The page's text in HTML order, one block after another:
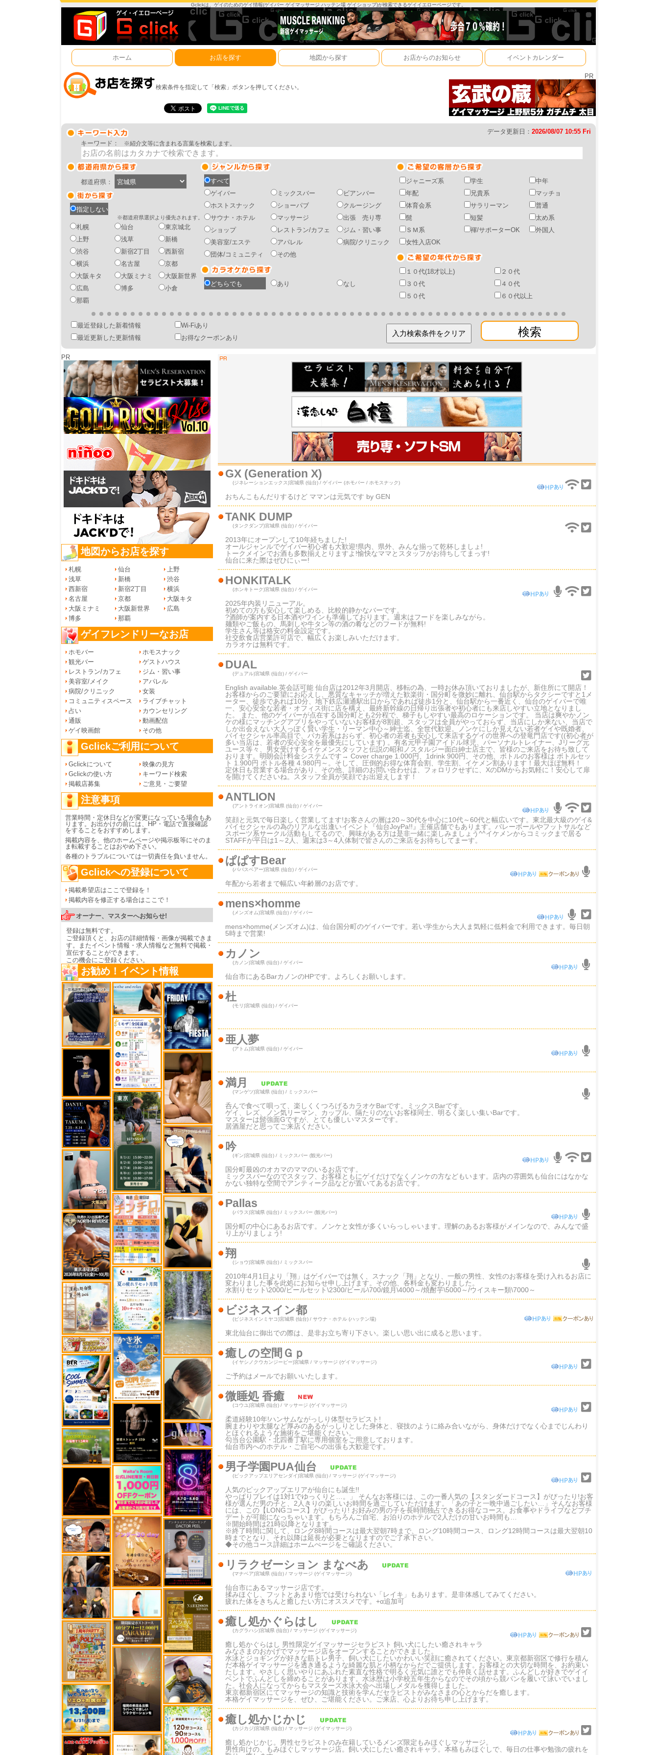
Gclickは、ゲイのためのゲイ情報(ゲイバー ゲイマッサージ ハッテン場 ゲイショップ)が検索できるゲイイエローページです。
ホーム お店を探す 地図から探す お店からのお知らせ イベントカレンダー
検索条件を指定して「検索」ボタンを押してください。
PR
データ更新日： 2026/08/07 10:55 Fri
キーワード：
※紹介文等に含まれる言葉を検索します。
都道府県：
指定しない
※都道府県選択より優先されます。
札幌 仙台
東京城北
上野
浅草
新橋
渋谷
新宿2丁目
西新宿
横浜
名古屋
京都
大阪キタ
大阪ミナミ
大阪新世界
広島
博多
小倉
那覇
すべて
ゲイバー
ミックスバー
ビアンバー
ホストスナック
ショーパブ
クルージング
サウナ・ホテル
マッサージ
出張 売り専
ショップ
レストラン/カフェ
ジム・習い事
美容室/エステ
アパレル
病院/クリニック
団体/コミュニティ
その他
どちらでも あり なし
ジャニーズ系 学生
中年
年配
兄貴系
マッチョ
体育会系
サラリーマン
普通
髭
短髪
太め系
ＳＭ系
褌/サポーターOK
外国人
女性入店OK
１０代(18才以上)
２０代
３０代
４０代
５０代
６０代以上
最近登録した新着情報
最近更新した更新情報
Wi-Fiあり
お得なクーポンあり
検索
GX (Generation X)
(ジネレーションエックス)宮城県 (仙台) / ゲイバー (ホモバー / ホモスナック)
おちんこもんだりするけど ママンは元気です by GEN
TANK DUMP
(タンクダンプ)宮城県 (仙台) / ゲイバー
2013年にオープンして10年経ちました!
オールジャンルでゲイバー初心者も大歓迎!県内、県外、みんな揃って乾杯しましょ!
トークメインでお酒も多数揃えとりますよ!愉快なママとスタッフがお待ちしてまっす!
仙台に来た際はぜひにぃー!
HONKITALK
(ホンキトーク)宮城県 (仙台) / ゲイバー
2025年内装リニューアル。
初めての方も安心して楽しめる、比較的静かなバーです。
?酒師が案内する日本酒やワインも準備しております。週末はフードを楽しみながら。
麺類やご飯もの、馬刺しや牛タン等の酒の肴などのフードが無料!
学生さん等は格安の料金設定です。
社交飲食店営業許可店で、幅広くお楽しみいただけます。
カラオケは無料です。
DUAL
(デュアル)宮城県 (仙台) / ゲイバー
English available.英会話可能 仙台店は2012年3月開店、移転の為、一時お休み頂いておりましたが、新住所にて開店！
お客様からのご要望にお応えし、悪質なキャッチが増えた歓楽街・国分町を微妙に離れ、仙台駅からタクシーですと1メ
ーター、徒歩であれば10分、地下鉄広瀬通駅出口からであれば徒歩1分と、仙台駅から一番近く、仙台のゲイバーで唯
一、安心安全な若者・オフィス街に店を構え、最終新幹線の日帰り出張者や初心者にも来店しやすい立地となりまし
た。 また、他のゲイバーが点在する国分町とも2分程で、梯子もしやすい最高のロケーションです。 当店は爽やかノン
ケの様にマッチングアプリをやっていないお客様が8割超、スタッフは全員がやっておらず、当店にしか来ない、当店で
しか出会えない大人っぽく賢い学生・リーマン中心～紳士迄、全世代歓迎。ノンケにしか見えない若者ゲイや既婚者、
バイセクシャル率高目で、バカ若系はおらず、初心者の若者も安心して来店するゲイの世界への登竜門店です((初心者が
多い当店は、若者の安心安全を最優先にしています) 。有名元甲子園アイドル球児、パーソナルトレイナー、Jリーグ元
ユース等々、男女受けするイケメンスタッフと伝説の昭和ノスタルジー面白紳士店主で、皆様のご来店をお待ち致して
おります。明朗会計料金システムです→ Cover charge 1.000円、1drink 900円、その他、ボトルのお客様は ボトルセッ
ト 1.900円 ボトル各種 4.980円～。そして、圧倒的お得な体育会割、学生割、イケメン割あります！最大ほぼ無料！
定休日も営業する場合があり、その他、詳細のお問い合わせは、フォロリクせずに、XのDMからお気軽に！安心して扉
を開けてくださいね。スタッフ全員が笑顔でお出迎えします！
ANTLION
(アントライオン)宮城県 (仙台) / ゲイバー
笑顔と元気で毎日楽しく営業してます!お客さんの層は20～30代を中心に10代～60代と幅広いです。東北最大級のゲイ&
バイセクシャルの為のリアルな出逢いイベント『仙台JoyPa!!』主催店舗でもあります。バレーボールやフットサルなど
スポーツ系サークル活動もしてるので、興味がある方は是非一緒に楽しみましょう^^イケメンからコミックまで居る
STAFFが平日は1～2人、週末は3～4人体制で皆さんのご来店をお待ちしてまーす。
ぱぱすBear
(パパスベアー)宮城県 (仙台) / ゲイバー
年配から若者まで幅広い年齢層のお店です。
mens×homme
(メンズオム)宮城県 (仙台) / ゲイバー
mens×homme(メンズオム)は、仙台国分町のゲイバーです。若い学生から大人ま気軽に低料金で利用できます。毎日朝
5時まで営業!
カノン
(カノン)宮城県 (仙台) / ゲイバー
仙台市にあるBarカノンのHPです。よろしくお願いします。
杜
(モリ)宮城県 (仙台) / ゲイバー
亜人夢
(アトム)宮城県 (仙台) / ゲイバー
満月
(マンゲツ)宮城県 (仙台) / ミックスバー
呑んで食べて唄って、楽しくくつろげるカラオケBarです。ミックスBarです。
ゲイ、レズ、ノン気リーマン、カップル、隔たりのないお客様同士、明るく楽しい集いBarです。
マスターは髭強面Gですが、とても優しいマスターです。
居酒屋だと思ってご来店ください。
吟
(ギン)宮城県 (仙台) / ミックスバー (観光バー)
国分町最凶のオカマのママのいるお店です。
ミックスバーなのでスタッフ、お客様ともにゲイだけでなくノンケの方などもいます。店内の雰囲気も仙台にはなかな
かない独特な空間でアンティーク品などが置いてあるお店です。
Pallas
(パラス)宮城県 (仙台) / ミックスバー (観光バー)
国分町の中心にあるお店です。ノンケと女性が多くいらっしゃいます。理解のあるお客様がメインなので、みんなで盛
り上がりましょう!
翔
(ショウ)宮城県 (仙台) / ミックスバー
2010年4月1日より「翔」はゲイバーでは無く、スナック「翔」となり、一般の男性、女性のお客様を受け入れるお店に
変わりました事を此処にお知らせ申し上げます。その他、各料金も変わりました。
水割りセット\2000/ビールセット\2300/ビール\700/鏡月\4000～/焼酎芋\5000～/ウイスキー類\7000～
ビジネスイン都
(ビジネスインミヤコ)宮城県 (仙台) / サウナ・ホテル (ハッテン場)
東北仙台に御出での際は、是非お立ち寄り下さい。楽しい思い出に成ると思います。
癒しの空間Ｇｐ
(イヤシノクウカンジーピー)宮城県 / マッサージ (ゲイマッサージ)
ご予約はメールでお願いいたします。
微睡処 香癒
(コウユ)宮城県 (仙台) / マッサージ (ゲイマッサージ)
柔道経験10年!ハンサムながっしり体型セラピスト!
腕まわりや太腿など厚みのあるがっしりとした身体と、寝技のように絡み合いながら、身体だけでなく心までじんわり
とほぐれるような施術をご堪能ください。
勾当台公園駅・北四番丁駅に専用個室をご用意しております。
仙台市内へのホテル・ご自宅への出張も大歓迎です。
男子学園PUA仙台
(ピックアップエリアセンダイ)宮城県 (仙台) / マッサージ (ゲイマッサージ)
人気のピックアップエリアが仙台にも誕生!!
やっぱりプレイは1対1でゆっくりと…。」 そんなお客様には、この一番人気の【スタンダードコース】がぴったり!お客
様が選んだ男の子と、2人きりの楽しいお時間を過ごしていただけます。「あの子と一晩中過ごしたい…」そんなお客様
には、この【LONGコース】がぴったり! お好みの男の子を長時間独占できるお得なコース。お食事やドライブなどプチ
デートが可能になっちゃいます。もちろんご自宅、お泊りのホテルで2人だけの甘いお時間も…
※開始時間は21時以降となります。
※終了時間に関して、ロング8時間コースは最大翌朝7時まで、ロング10時間コース、ロング12時間コースは最大翌朝10
時までとなり、それ以降は延長が必要となりますのでご了承下さい。
◆その他コース詳細はホームぺージをご確認ください。
リラクゼーション まなべあ
(マナベア)宮城県 (仙台) / マッサージ (ゲイマッサージ)
仙台市にあるマッサージ店です。
揉みほぐし、フットとあまり他では受けられない「レイキ」もあります。是非体感してみてください。
疲れた体をきちんと癒したい方にオススメです。+α追加可
癒し処かぐらはし
(カグラハシ)宮城県 (仙台) / マッサージ (ゲイマッサージ)
癒し処かぐらはし 男性限定ゲイマッサージセラピスト 飼い犬にしたい癒されキャラ
みなさまのおかげでマッサージ店をオープンすることができました。
水泳とジョギングが好きな筋トレ男子、飼い犬にしたいかわいい笑顔に癒されてください。東京都新宿区で修行を積ん
だ本格ゲイマッサージを透き通るような綺麗な肌と小柄なからだでご提供します。お客様との大切な時間を、お約束い
たします。やさしく思いやりにあふれた素直な性格で明るく元気に誰とでも仲良く話せます。ふんどしが好きでゲイイ
ベントでふんどしを締めることがあります。水泳歴は小学校五年生からなのでその頃から競パンを履いて泳いでいまし
た。社会人になってからもマスターズ水泳大会へ出場しメダルを獲得しました。
東京都新宿区にてマッサージの知識と技術を学んだセラピストがみなさまの心とからだを癒します。
本格ゲイマッサージを、ぜひ、ご堪能ください。ご来店、心よりお待ち申し上げます。
癒し処かじかじ
(カジカジ)宮城県 (仙台) / マッサージ (ゲイマッサージ)
癒し処かじかじ。男性セラピストのみ在籍しているメンズ限定もみほぐしマッサージ。
男性向けの、もみほぐしマッサージ店。飼い犬にしたい癒されキャラ。本格もみほぐしで、毎日の仕事や勉強の疲れを
PR
地図からお店を探す
札幌 仙台
上野
浅草
新橋
渋谷
西新宿
新宿2丁目
横浜
名古屋
京都
大阪キタ
大阪ミナミ
大阪新世界
広島
博多
那覇
ゲイフレンドリーなお店
ホモバー
ホモスナック
観光バー
ゲストハウス
レストラン/カフェ
ジム・習い事
美容室/メイク
アパレル
病院/クリニック
女装
コミュニティスペース
ライブチャット
占い
カウンセリング
通販
動画配信
ゲイ映画館
その他
Gclickご利用について
Gclickについて
映像の見方
Gclickの使い方
キーワード検索
掲載店募集
ご意見・ご要望
注意事項
営業時間・定休日などが変更になっている場合もあ
ります。お出かけの前には、HP・電話で直接確認
をすることをおすすめします。
掲載内容を、他のホームページや掲示板等にそのま
ま転載することはおやめ下さい。
各種のトラブルについては一切責任を負いません。
Gclickへの登録について
掲載希望店はここで登録を！
掲載内容を修正する場合はここで！
オーナー、マスターへお知らせ!
登録は無料です。
ご登録頂くと、お店の詳細情報・画像が掲載できま
す。またイベント情報・求人情報など無料で掲載・
宣伝することができます。
この機会にご登録ください。
お勧め！イベント情報